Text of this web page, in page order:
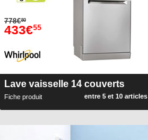
778€80
433€55
Lave vaisselle 14 couverts
Fiche produit entre 5 et 10 articles